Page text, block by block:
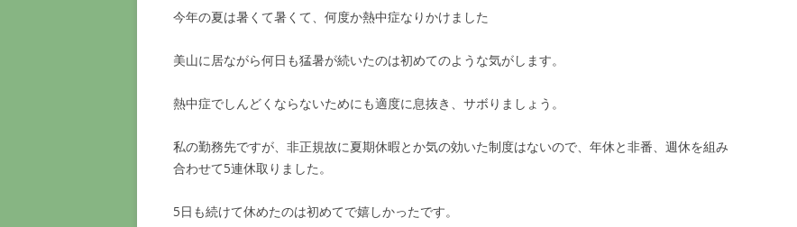
今年の夏は暑くて暑くて、何度か熱中症なりかけました
美山に居ながら何日も猛暑が続いたのは初めてのような気がします。
熱中症でしんどくならないためにも適度に息抜き、サボりましょう。
私の勤務先ですが、非正規故に夏期休暇とか気の効いた制度はないので、年休と非番、週休を組み
合わせて5連休取りました。
5日も続けて休めたのは初めてで嬉しかったです。